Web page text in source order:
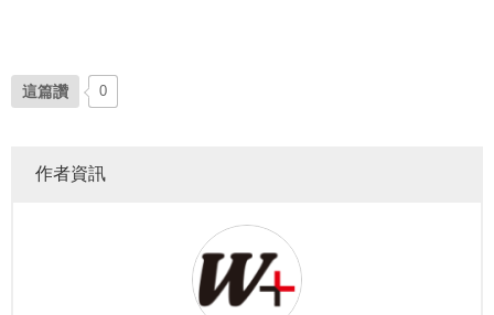
這篇讚 0
作者資訊